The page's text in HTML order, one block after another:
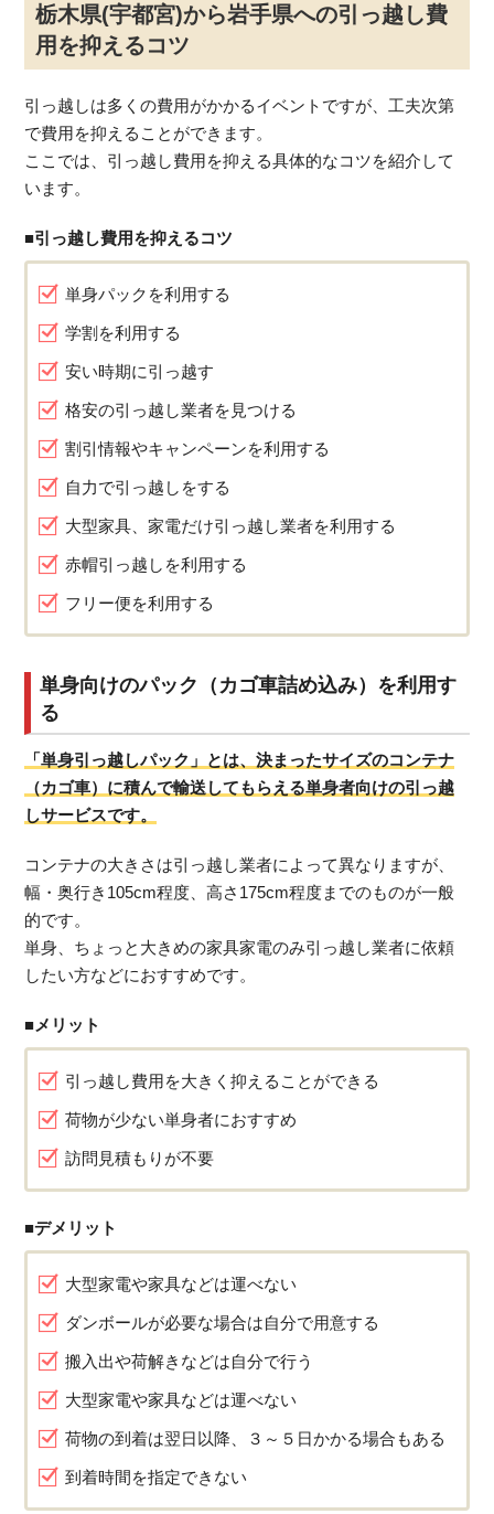
栃木県(宇都宮)から岩手県への引っ越し費
用を抑えるコツ
引っ越しは多くの費用がかかるイベントですが、工夫次第
で費用を抑えることができます。
ここでは、引っ越し費用を抑える具体的なコツを紹介して
います。
■引っ越し費用を抑えるコツ
単身パックを利用する
学割を利用する
安い時期に引っ越す
格安の引っ越し業者を見つける
割引情報やキャンペーンを利用する
自力で引っ越しをする
大型家具、家電だけ引っ越し業者を利用する
赤帽引っ越しを利用する
フリー便を利用する
単身向けのパック（カゴ車詰め込み）を利用す
る
「単身引っ越しパック」とは、決まったサイズのコンテナ
（カゴ車）に積んで輸送してもらえる単身者向けの引っ越
しサービスです。
コンテナの大きさは引っ越し業者によって異なりますが、
幅・奥行き105cm程度、高さ175cm程度までのものが一般
的です。
単身、ちょっと大きめの家具家電のみ引っ越し業者に依頼
したい方などにおすすめです。
■メリット
引っ越し費用を大きく抑えることができる
荷物が少ない単身者におすすめ
訪問見積もりが不要
■デメリット
大型家電や家具などは運べない
ダンボールが必要な場合は自分で用意する
搬入出や荷解きなどは自分で行う
大型家電や家具などは運べない
荷物の到着は翌日以降、３～５日かかる場合もある
到着時間を指定できない